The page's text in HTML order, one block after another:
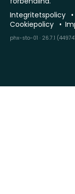
Integritetspolicy
Cookiepolicy
phx-sto-01 · 26.7.1